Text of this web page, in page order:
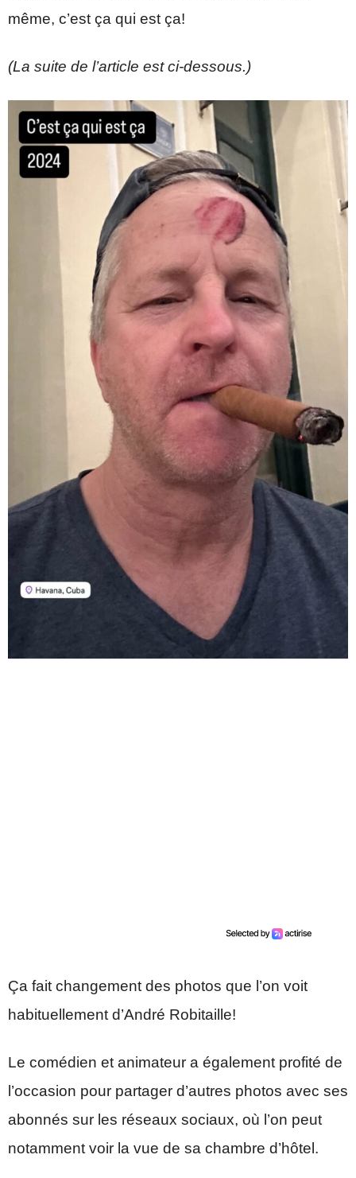
même, c’est ça qui est ça!
(La suite de l’article est ci-dessous.)
Ça fait changement des photos que l’on voit
habituellement d’André Robitaille!
Le comédien et animateur a également profité de
l’occasion pour partager d’autres photos avec ses
abonnés sur les réseaux sociaux, où l’on peut
notamment voir la vue de sa chambre d’hôtel.